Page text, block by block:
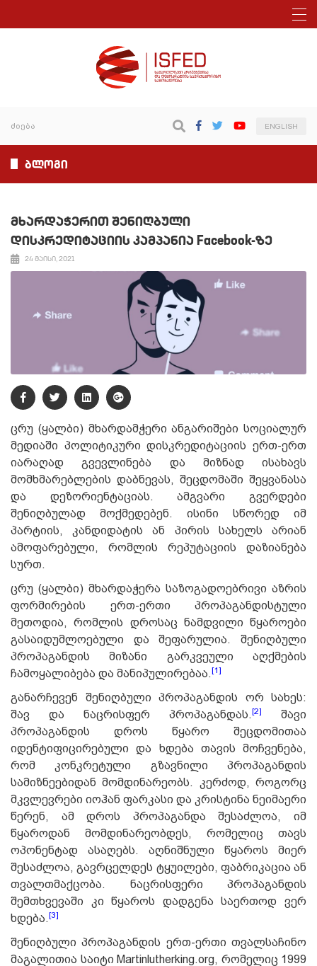
ENGLISH
ბლოგი
მხარდაჭერით შენიღბული
დისკრედიტაციის კამპანია Facebook-ზე
24 მაისი, 2021
ცრუ (ყალბი) მხარდამჭერი ანგარიშები სოციალურ
მედიაში პოლიტიკური დისკრედიტაციის ერთ-ერთ
იარაღად გვევლინება და მიზნად ისახავს
მომხმარებლების დაბნევას, შეცდომაში შეყვანასა
და დეზორიენტაციას. ამგვარი გვერდები
შენიღბულად მოქმედებენ. ისინი სწორედ იმ
პარტიის, კანდიდატის ან პირის სახელს არიან
ამოფარებული, რომლის რეპუტაციის დაზიანება
სურთ.
ცრუ (ყალბი) მხარდაჭერა საზოგადოებრივი აზრის
ფორმირების ერთ-ერთი პროპაგანდისტული
მეთოდია, რომლის დროსაც ნამდვილი წყაროები
გასაიდუმლოებული და შეფარულია. შენიღბული
პროპაგანდის მიზანი გარკვეული აღქმების
ჩამოყალიბება და მანიპულირებაა.[1]
განარჩევენ შენიღბული პროპაგანდის ორ სახეს:
შავ და ნაცრისფერ პროპაგანდას.[2]
შავი
პროპაგანდის დროს წყარო შეცდომითაა
იდენტიფიცირებული და ხდება თავის მოჩვენება,
რომ კონკრეტული გზავნილი პროპაგანდის
სამიზნეებიდან მომდინარეობს. კერძოდ, როგორც
მკვლევრები იოჰან ფარკასი და კრისტინა ნეიმაერი
წერენ, ამ დროს პროპაგანდა შესაძლოა, იმ
წყაროდან მომდინარეობდეს, რომელიც თავს
ოპონენტად ასაღებს. აღნიშნული წყაროს მიერ
შესაძლოა, გავრცელდეს ტყუილები, ფაბრიკაცია ან
თვალთმაქცობა. ნაცრისფერი პროპაგანდის
შემთხვევაში კი წყაროს დადგენა საერთოდ ვერ
ხდება.[3]
შენიღბული პროპაგანდის ერთ-ერთი თვალსაჩინო
მაგალითია საიტი Martinlutherking.org, რომელიც 1999